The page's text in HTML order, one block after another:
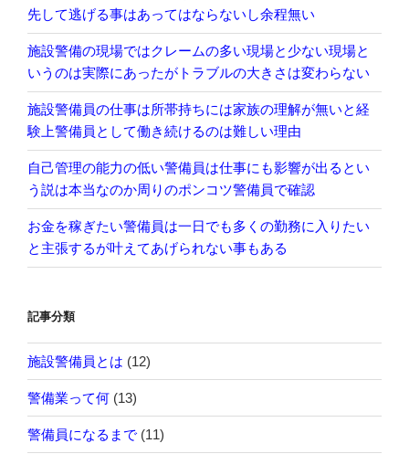
先して逃げる事はあってはならないし余程無い
施設警備の現場ではクレームの多い現場と少ない現場と
いうのは実際にあったがトラブルの大きさは変わらない
施設警備員の仕事は所帯持ちには家族の理解が無いと経
験上警備員として働き続けるのは難しい理由
自己管理の能力の低い警備員は仕事にも影響が出るとい
う説は本当なのか周りのポンコツ警備員で確認
お金を稼ぎたい警備員は一日でも多くの勤務に入りたい
と主張するが叶えてあげられない事もある
記事分類
施設警備員とは (12)
警備業って何 (13)
警備員になるまで (11)